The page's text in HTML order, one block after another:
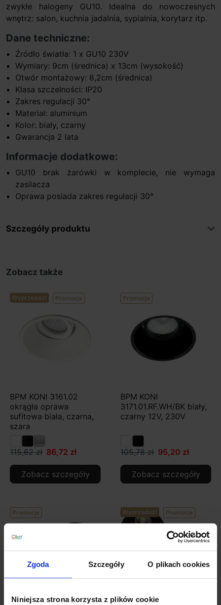
Zgoda Szczegóły O plikach cookies
Niniejsza strona korzysta z plików cookie
zwykłe halogeny GU10. Idealna do nowoczesnych
wnętrz: salon, kuchnia jadalnia, sypialnia, korytarz itp.
Dane techniczne:
Źródło światła: 1 x GU10 230V
Wymiary: 9cm (średnica) x 13cm (wysokość)
Otwór montażowy: 8,2cm (średnica)
Klasa szczelności: IP20
Zakres regulacji 30°
Materiał: aluminium
Kolor: biały, czarny
Gwarancja 2 lata
Informacje dodatkowe:
GU10 brak żarówki w komplecie, nie wymaga
zasilacza
Oprawa posiada zakres regulacji 30°
Szczegóły produktu
Zobacz także
Wyprzedaż! Promocja
BPM KONI 3161.02
okrągła oprawa
sufitowa biała, czarna,
szara
115,62 zł 86,72 zł
Zobacz szczegóły
Promocja
BPM KONI
3171.01.RF.WH/BK biały,
czarny 12V, 230V
105,78 zł 95,20 zł
Zobacz szczegóły
Promocja Wyprzedaż! Promocja